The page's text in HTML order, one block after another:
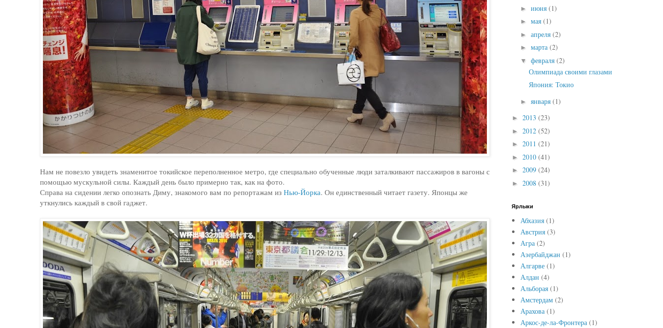
Нам не повезло увидеть знаменитое токийское переполненное метро, где специально обученные люди заталкивают пассажиров в вагоны с
помощью мускульной силы. Каждый день было примерно так, как на фото.
Справа на сидении легко опознать Диму, знакомого вам по репортажам из Нью-Йорка. Он единственный читает газету. Японцы же
уткнулись каждый в свой гаджет.
► июня (1)
► мая (1)
► апреля (2)
► марта (2)
▼ февраля (2)
Олимпиада своими глазами
Япония: Токио
► января (1)
► 2013 (23)
► 2012 (52)
► 2011 (21)
► 2010 (41)
► 2009 (24)
► 2008 (31)
Ярлыки
Абхазия (1)
Австрия (3)
Агра (2)
Азербайджан (1)
Алгарве (1)
Алдан (4)
Альборая (1)
Амстердам (2)
Арахова (1)
Аркос-де-ла-Фронтера (1)